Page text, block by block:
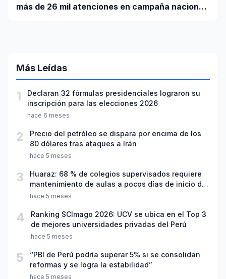
más de 26 mil atenciones en campaña nacional
Más Leídas
1
Declaran 32 fórmulas presidenciales lograron su
inscripción para las elecciones 2026
hace 6 meses
2
Precio del petróleo se dispara por encima de los
80 dólares tras ataques a Irán
hace 5 meses
3
Huaraz: 68 % de colegios supervisados requiere
mantenimiento de aulas a pocos días de inicio del
año escolar 2026
hace 5 meses
4
Ranking SCImago 2026: UCV se ubica en el Top 3
de mejores universidades privadas del Perú
hace 5 meses
5
“PBI de Perú podría superar 5% si se consolidan
reformas y se logra la estabilidad”
hace 5 meses